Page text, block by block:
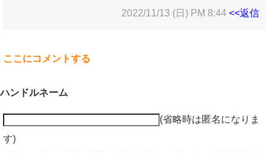
2022/11/13 (日) PM 8:44 <<返信
ここにコメントする
ハンドルネーム
(省略時は匿名になりま
す)